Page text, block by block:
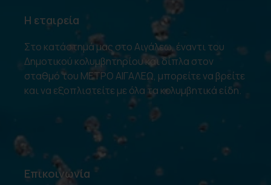
Η εταιρεία
Στο κατάστημά μας στο Αιγάλεω, έναντι του
Δημοτικού κολυμβητηρίου και δίπλα στον
σταθμό του ΜΕΤΡΟ ΑΙΓΑΛΕΩ, μπορείτε να βρείτε
και να εξοπλιστείτε με όλα τα κολυμβητικά είδη.
Επικοινωνία